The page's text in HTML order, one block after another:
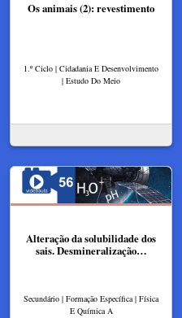
Os animais (2): revestimento
1.º Ciclo | Cidadania E Desenvolvimento
| Estudo Do Meio
Alteração da solubilidade dos
sais. Desmineralização…
Secundário | Formação Específica | Física
E Química A